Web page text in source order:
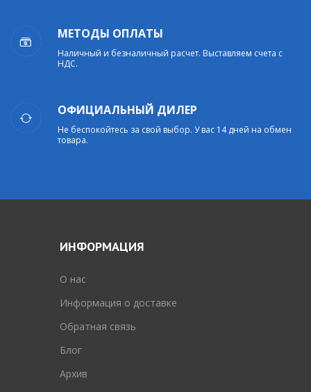
МЕТОДЫ ОПЛАТЫ
Наличный и безналичный расчет. Выставляем счета с
НДС.
ОФИЦИАЛЬНЫЙ ДИЛЕР
Не беспокойтесь за свой выбор. У вас 14 дней на обмен
товара.
ИНФОРМАЦИЯ
O нас
Информация о доставке
Обратная связь
Блог
Архив